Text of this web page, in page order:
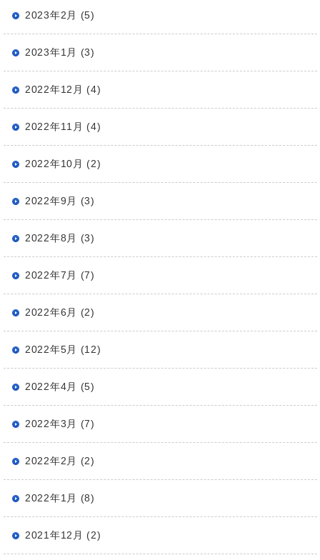
2023年2月 (5)
2023年1月 (3)
2022年12月 (4)
2022年11月 (4)
2022年10月 (2)
2022年9月 (3)
2022年8月 (3)
2022年7月 (7)
2022年6月 (2)
2022年5月 (12)
2022年4月 (5)
2022年3月 (7)
2022年2月 (2)
2022年1月 (8)
2021年12月 (2)